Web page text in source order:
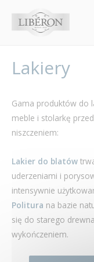
Lakiery
Gama produktów do
meble i stolarkę
niszczeniem:
Lakier do blatów
uderzeniami i
intensywnie
Politura na bazie
się do starego
wykończeniem.